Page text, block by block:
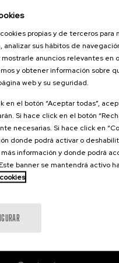
la
y Casos de
10 €
plazas
pasada
de
espera
de
matrícula
propias y de terceros para
analizar sus hábitos de
anuncios relevantes en
y obtener información sobre
web y su seguridad.
en el botón “Aceptar todas”,
Si hace click en el botón
necesarias. Si hace click en
donde podrá activar o
información y donde podrá
banner se mantendrá activo